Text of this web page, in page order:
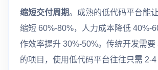
缩短交付周期。成熟的低代码平台能
缩短 60%-80%，人力成本降低 40%-
作效率提升 30%-50%。传统开发需要
的项目，使用低代码平台往往只需 2-4